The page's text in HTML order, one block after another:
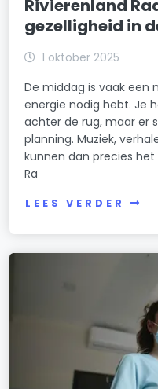
Rivierenland
gezelligheid in
1 oktober 2025
De middag is vaak een
energie nodig hebt. Je
achter de rug, maar er
planning. Muziek,
kunnen dan precies het
Ra
LEES VERDER